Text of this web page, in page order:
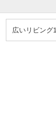
広いリビング